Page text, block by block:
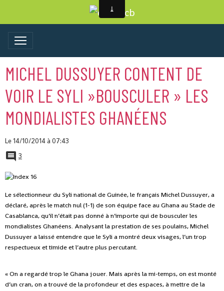
MICHEL DUSSUYER CONTENT DE
VOIR LE SYLI »BOUSCULER » LES
MONDIALISTES GHANÉENS
Le 14/10/2014à 07:43
3
Le sélectionneur du Syli national de Guinée, le français Michel Dussuyer, a
déclaré, après le match nul (1-1) de son équipe face au Ghana au Stade de
Casablanca, qu’il n’était pas donné à n’importe qui de bousculer les
mondialistes Ghanéens. Analysant la prestation de ses poulains, Michel
Dussuyer a laissé entendre que le Syli a montré deux visages, l’un trop
respectueux et timide et l’autre plus percutant.
« On a regardé trop le Ghana jouer. Mais après la mi-temps, on est monté
d’un cran, on a trouvé de la profondeur et des espaces, à mettre de la